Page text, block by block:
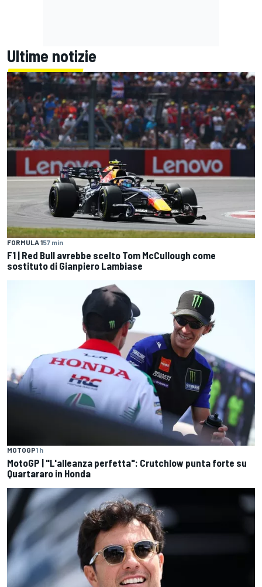
Ultime notizie
FORMULA 157 min
F1 | Red Bull avrebbe scelto Tom McCullough come
sostituto di Gianpiero Lambiase
MOTOGP1 h
MotoGP | "L'alleanza perfetta": Crutchlow punta forte su
Quartararo in Honda